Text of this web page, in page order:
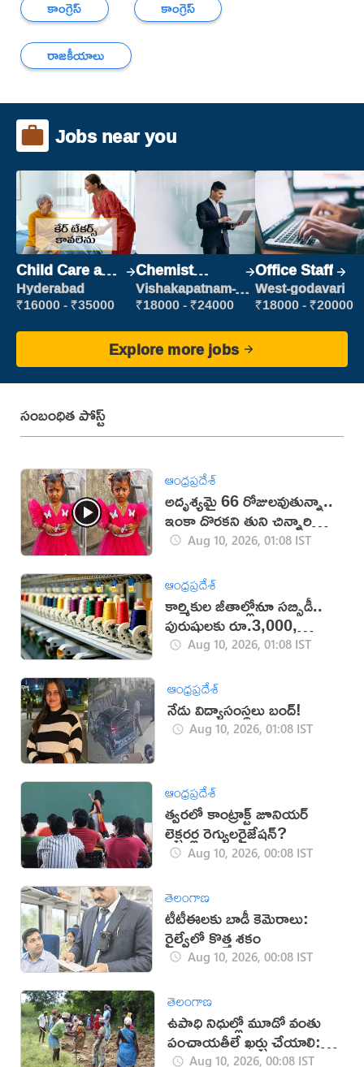
కాంగ్రెస్
కాంగ్రెస్
రాజకీయాలు
Jobs near you
Child Care and
Patient care
Hyderabad
₹16000 - ₹35000
Chemist
Production
Executive
Vishakapatnam-
new
₹18000 - ₹24000
Office Staff
West-godavari
₹18000 - ₹20000
Explore more jobs
సంబంధిత పోస్ట్
ఆంధ్రప్రదేశ్
అదృశ్యమై 66 రోజులవుతున్నా..
ఇంకా దొరకని తుని చిన్నారి
ఆచూకీ (VIDEO)
Aug 10, 2026, 01:08 IST
ఆంధ్రప్రదేశ్
కార్మికుల జీతాల్లోనూ సబ్సిడీ..
పురుషులకు రూ.3,000,
మహిళలకు రూ.3,500
Aug 10, 2026, 01:08 IST
ఆంధ్రప్రదేశ్
నేడు విద్యాసంస్థలు బంద్!
Aug 10, 2026, 01:08 IST
ఆంధ్రప్రదేశ్
త్వరలో కాంట్రాక్ట్‌ జూనియర్
లెక్చరర్ల రెగ్యులరైజేషన్?
Aug 10, 2026, 00:08 IST
తెలంగాణ
టీటీఈలకు బాడీ కెమెరాలు:
రైల్వేలో కొత్త శకం
Aug 10, 2026, 00:08 IST
తెలంగాణ
ఉపాధి నిధుల్లో మూడో వంతు
పంచాయతీలే ఖర్చు చేయాలి:
కేంద్రంAug 10, 2026, 00:08 IST